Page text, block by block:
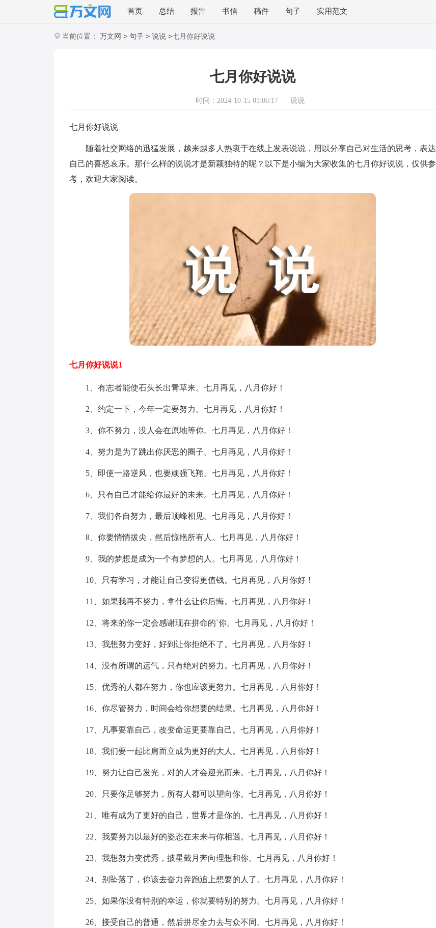
首页 总结 报告 书信 稿件 句子 实用范文
当前位置： 万文网 > 句子 > 说说 >七月你好说说
七月你好说说
时间：2024-10-15 01:06:17 说说
七月你好说说
随着社交网络的迅猛发展，越来越多人热衷于在线上发表说说，用以分享自己对生活的思考，表达
自己的喜怒哀乐。那什么样的说说才是新颖独特的呢？以下是小编为大家收集的七月你好说说，仅供参
考，欢迎大家阅读。
七月你好说说1
1、有志者能使石头长出青草来。七月再见，八月你好！
2、约定一下，今年一定要努力。七月再见，八月你好！
3、你不努力，没人会在原地等你。七月再见，八月你好！
4、努力是为了跳出你厌恶的圈子。七月再见，八月你好！
5、即使一路逆风，也要顽强飞翔。七月再见，八月你好！
6、只有自己才能给你最好的未来。七月再见，八月你好！
7、我们各自努力，最后顶峰相见。七月再见，八月你好！
8、你要悄悄拔尖，然后惊艳所有人。七月再见，八月你好！
9、我的梦想是成为一个有梦想的人。七月再见，八月你好！
10、只有学习，才能让自己变得更值钱。七月再见，八月你好！
11、如果我再不努力，拿什么让你后悔。七月再见，八月你好！
12、将来的你一定会感谢现在拼命的`你。七月再见，八月你好！
13、我想努力变好，好到让你拒绝不了。七月再见，八月你好！
14、没有所谓的运气，只有绝对的努力。七月再见，八月你好！
15、优秀的人都在努力，你也应该更努力。七月再见，八月你好！
16、你尽管努力，时间会给你想要的结果。七月再见，八月你好！
17、凡事要靠自己，改变命运更要靠自己。七月再见，八月你好！
18、我们要一起比肩而立成为更好的大人。七月再见，八月你好！
19、努力让自己发光，对的人才会迎光而来。七月再见，八月你好！
20、只要你足够努力，所有人都可以望向你。七月再见，八月你好！
21、唯有成为了更好的自己，世界才是你的。七月再见，八月你好！
22、我要努力以最好的姿态在未来与你相遇。七月再见，八月你好！
23、我想努力变优秀，披星戴月奔向理想和你。七月再见，八月你好！
24、别坠落了，你该去奋力奔跑追上想要的人了。七月再见，八月你好！
25、如果你没有特别的幸运，你就要特别的努力。七月再见，八月你好！
26、接受自己的普通，然后拼尽全力去与众不同。七月再见，八月你好！